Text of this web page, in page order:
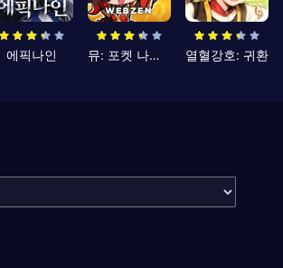
에픽나인 뮤: 포켓 나이츠 열혈강호: 귀환